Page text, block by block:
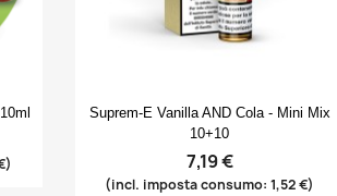
Anteprima
Suprem-E Vanilla AND Cola - Mini Mix
10+10
7,19 €
(incl. imposta consumo: 1,52 €)